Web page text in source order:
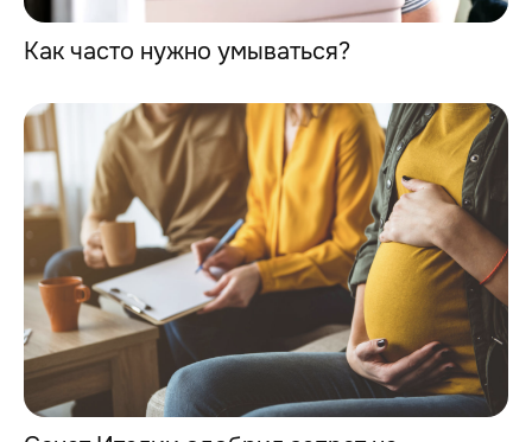
Как часто нужно умываться?